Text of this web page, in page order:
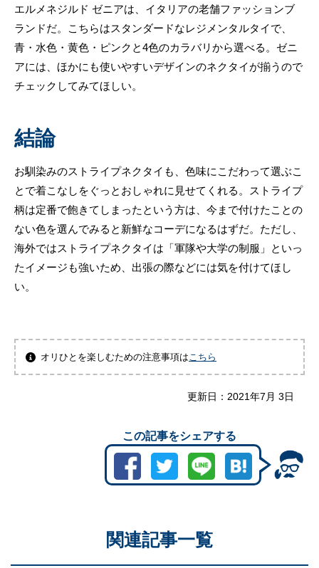
エルメネジルド ゼニアは、イタリアの老舗ファッションブ
ランドだ。こちらはスタンダードなレジメンタルタイで、
青・水色・黄色・ピンクと4色のカラバリから選べる。ゼニ
アには、ほかにも使いやすいデザインのネクタイが揃うので
チェックしてみてほしい。
結論
お馴染みのストライプネクタイも、色味にこだわって選ぶこ
とで着こなしをぐっとおしゃれに見せてくれる。ストライプ
柄は定番で飽きてしまったという方は、今まで付けたことの
ない色を選んでみると新鮮なコーデになるはずだ。ただし、
海外ではストライプネクタイは「軍隊や大学の制服」といっ
たイメージも強いため、出張の際などには気を付けてほし
い。
オリひとを楽しむための注意事項は こちら
更新日： 2021年7月 3日
この記事をシェアする
関連記事一覧